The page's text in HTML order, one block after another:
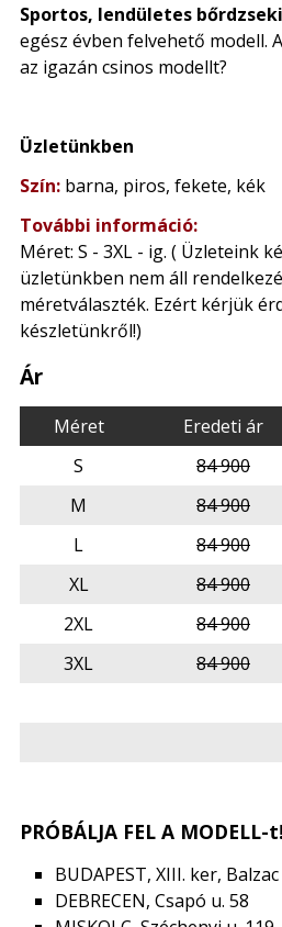
Sportos, lendületes bőrdzseki
egész évben felvehető modell.
az igazán csinos modellt?
Üzletünkben
Szín: barna, piros, fekete, kék
További információ:
Méret: S - 3XL - ig. ( Üzleteink
üzletünkben nem áll
méretválaszték. Ezért kérjük
készletünkről!)
Ár
Méret Eredeti ár
S
84 900
M
84 900
L
84 900
XL
84 900
2XL
84 900
3XL
84 900
PRÓBÁLJA FEL A MODELL-t!
BUDAPEST, XIII. ker,
DEBRECEN, Csapó u. 58